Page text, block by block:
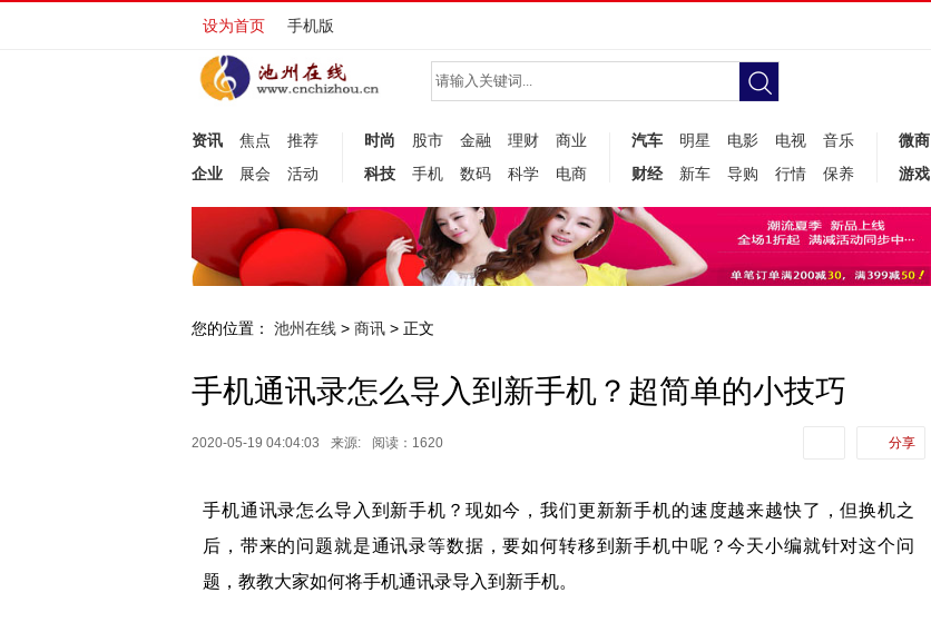
设为首页 手机版
资讯 焦点
推荐
企业
展会 活动
时尚 股市 金融 理财
商业
科技
手机 数码 科学 电商
汽车 明星 电影 电视
音乐
财经
新车 导购 行情 保养
微商
游戏
您的位置： 池州在线 > 商讯 > 正文
手机通讯录怎么导入到新手机？超简单的小技巧
2020-05-19 04:04:03 来源: 阅读：1620 分享
手机通讯录怎么导入到新手机？现如今，我们更新新手机的速度越来越快了，但换机之
后，带来的问题就是通讯录等数据，要如何转移到新手机中呢？今天小编就针对这个问
题，教教大家如何将手机通讯录导入到新手机。